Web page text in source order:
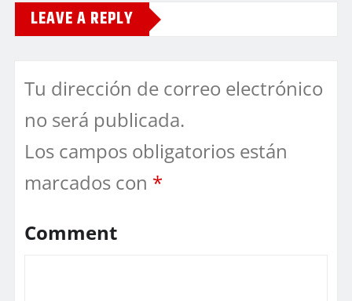
LEAVE A REPLY
Tu dirección de correo electrónico
no será publicada.
Los campos obligatorios están
marcados con *
Comment